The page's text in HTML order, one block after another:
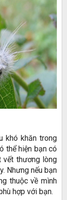
khó khăn trong
thể hiện bạn có
vết thương lòng
Nhưng nếu bạn
thuộc về mình
hợp với bạn.